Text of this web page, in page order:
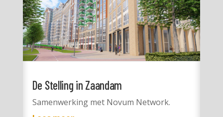
De Stelling in Zaandam
Samenwerking met Novum Network.